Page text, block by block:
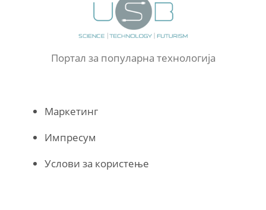
Портал за популарна технологија
Маркетинг
Импресум
Услови за користење